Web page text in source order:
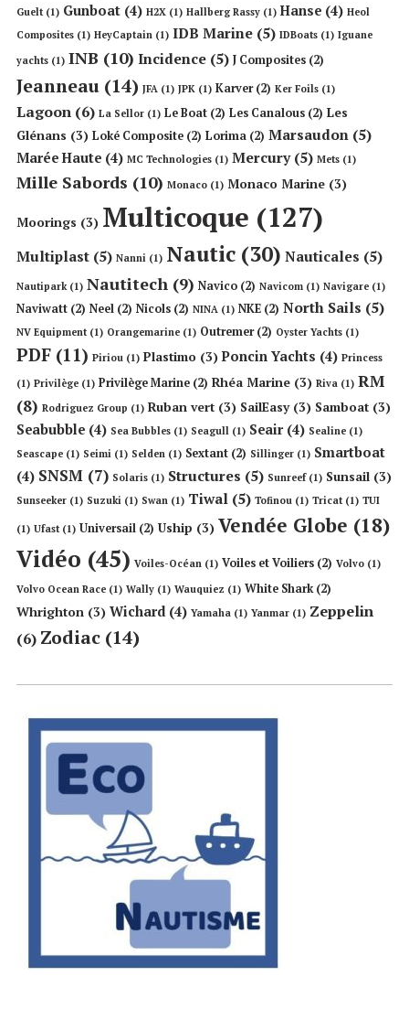
Guelt (1) Gunboat (4) H2X (1) Hallberg Rassy (1) Hanse (4) Heol
Composites (1) HeyCaptain (1) IDB Marine (5) IDBoats (1) Iguane
yachts (1) INB (10) Incidence (5) J Composites (2)
Jeanneau (14) JFA (1) JPK (1) Karver(2) Ker Foils (1)
Lagoon (6) La Sellor (1) Le Boat (2) Les Canalous (2) Les
Glénans (3) Loké Composite (2) Lorima (2) Marsaudon (5)
Marée Haute (4) MC Technologies (1) Mercury(5) Mets (1)
Mille Sabords (10) Monaco (1) Monaco Marine (3)
Moorings (3) Multicoque (127)
Multiplast (5) Nanni (1) Nautic (30) Nauticales (5)
Nautipark (1) Nautitech (9) Navico (2) Navicom (1) Navigare (1)
Naviwatt (2) Neel (2) Nicols (2) NINA (1) NKE (2) North Sails (5)
NV Equipment (1) Orangemarine (1) Outremer(2) Oyster Yachts (1)
PDF (11) Piriou (1) Plastimo (3) Poncin Yachts (4) Princess
(1) Privilège (1) Privilège Marine (2) Rhéa Marine (3) Riva (1) RM
(8) Rodriguez Group (1) Ruban vert (3) SailEasy(3) Samboat (3)
Seabubble (4) Sea Bubbles (1) Seagull (1) Seair(4) Sealine (1)
Seascape (1) Seimi (1) Selden (1) Sextant (2) Sillinger (1) Smartboat
(4) SNSM (7) Solaris (1) Structures (5) Sunreef(1) Sunsail (3)
Sunseeker (1) Suzuki (1) Swan (1) Tiwal (5) Tofinou (1) Tricat (1) TUI
(1) Ufast (1) Universail (2) Uship (3) Vendée Globe (18)
Vidéo (45) Voiles-Océan (1) Voiles et Voiliers (2) Volvo (1)
Volvo Ocean Race (1) Wally (1) Wauquiez (1) White Shark(2)
Whrighton (3) Wichard (4) Yamaha (1) Yanmar (1) Zeppelin
(6) Zodiac (14)